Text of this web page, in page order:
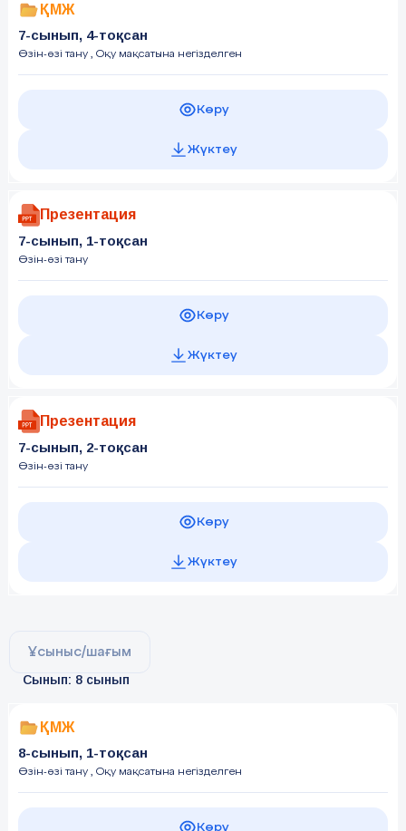
ҚМЖ
7-сынып, 4-тоқсан
Өзін-өзі тану , Оқу мақсатына негізделген
Көру
Жүктеу
Презентация
7-сынып, 1-тоқсан
Өзін-өзі тану
Көру
Жүктеу
Презентация
7-сынып, 2-тоқсан
Өзін-өзі тану
Көру
Жүктеу
Ұсыныс/шағым
Сынып: 8 сынып
ҚМЖ
8-сынып, 1-тоқсан
Өзін-өзі тану , Оқу мақсатына негізделген
Көру